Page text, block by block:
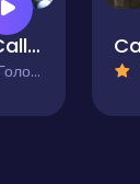
WW2 Call of Sniper